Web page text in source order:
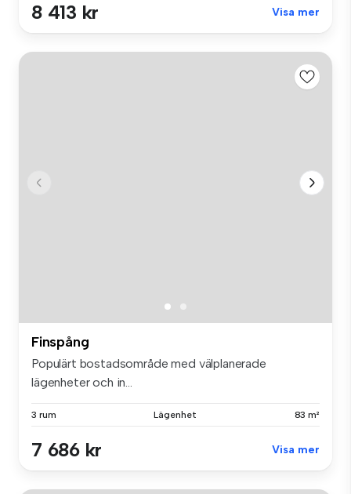
8 413 kr Visa mer
Finspång
Populärt bostadsområde med välplanerade
lägenheter och in...
3 rum Lägenhet 83 m²
7 686 kr Visa mer